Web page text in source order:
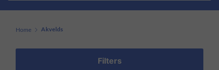
Home Akvelds
Filters